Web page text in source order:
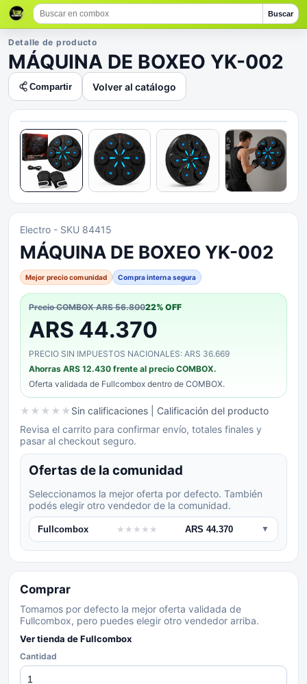
Buscar
Detalle de producto
MÁQUINA DE BOXEO YK-002
Compartir Volver al catálogo
Electro - SKU 84415
MÁQUINA DE BOXEO YK-002
Mejor precio comunidad Compra interna segura
Precio COMBOXARS 56.80022% OFF
ARS 44.370
PRECIO SIN IMPUESTOS NACIONALES: ARS 36.669
Ahorras ARS 12.430 frente al precio COMBOX.
Oferta validada de Fullcombox dentro de COMBOX.
★ ★ ★ ★ ★Sin calificaciones | Calificación del producto
Revisa el carrito para confirmar envío, totales finales y
pasar al checkout seguro.
Ofertas de la comunidad
Seleccionamos la mejor oferta por defecto. También
podés elegir otro vendedor de la comunidad.
Fullcombox ★ ★ ★ ★ ★ ARS 44.370 ▼
Comprar
Tomamos por defecto la mejor oferta validada de
Fullcombox, pero puedes elegir otro vendedor arriba.
Ver tienda deFullcombox
Cantidad